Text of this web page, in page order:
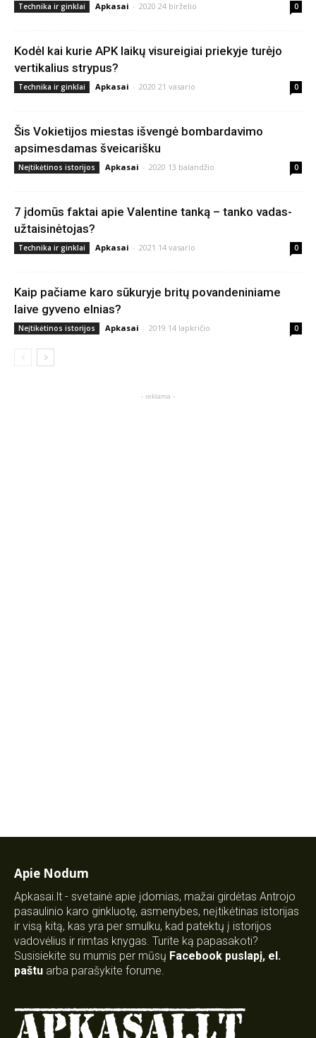
Technika ir ginklai Apkasai - 2020 24 birželio 0
Kodėl kai kurie APK laikų visureigiai priekyje turėjo
vertikalius strypus?
Technika ir ginklai Apkasai - 2020 21 vasario 0
Šis Vokietijos miestas išvengė bombardavimo
apsimesdamas šveicarišku
Neįtikėtinos istorijos Apkasai - 2020 13 balandžio 0
7 įdomūs faktai apie Valentine tanką – tanko vadas-
užtaisinėtojas?
Technika ir ginklai Apkasai - 2021 14 vasario 0
Kaip pačiame karo sūkuryje britų povandeniniame
laive gyveno elnias?
Neįtikėtinos istorijos Apkasai - 2019 14 lapkričio 0
- reklama -
Apie Nodum
Apkasai.lt - svetainė apie įdomias, mažai girdėtas Antrojo
pasaulinio karo ginkluotę, asmenybes, neįtikėtinas istorijas
ir visą kitą, kas yra per smulku, kad patektų į istorijos
vadovėlius ir rimtas knygas. Turite ką papasakoti?
Susisiekite su mumis per mūsų Facebook puslapį, el.
paštu arba parašykite forume.